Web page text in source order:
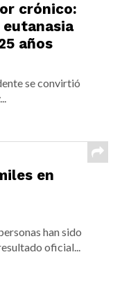
crónico:
años
se convirtió
en
han sido
oficial...